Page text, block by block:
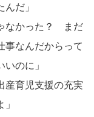
だ」
なかった？ まだ
事なんだからって
のに」
産育児支援の充実